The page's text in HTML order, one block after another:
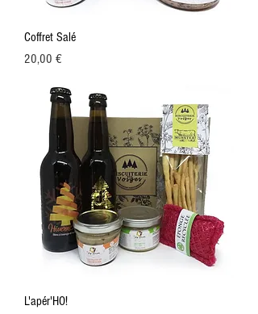
Coffret Salé
Prix
20,00 €
L'apér'HO!